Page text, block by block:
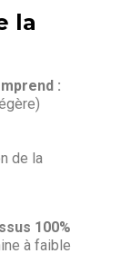
la
:
de la
100%
à faible